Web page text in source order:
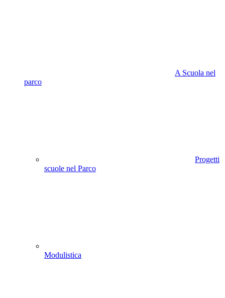
A Scuola nel
parco
Progetti
scuole nel Parco
Modulistica